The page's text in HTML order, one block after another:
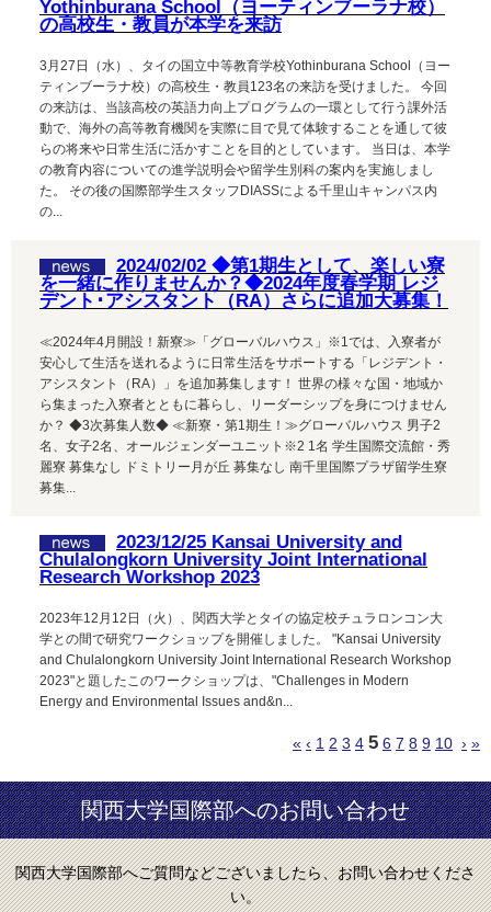
Yothinburana School（ヨーティンブーラナ校）
の高校生・教員が本学を来訪
3月27日（水）、タイの国立中等教育学校Yothinburana School（ヨー
ティンブーラナ校）の高校生・教員123名の来訪を受けました。 今回
の来訪は、当該高校の英語力向上プログラムの一環として行う課外活
動で、海外の高等教育機関を実際に目で見て体験することを通して彼
らの将来や日常生活に活かすことを目的としています。 当日は、本学
の教育内容についての進学説明会や留学生別科の案内を実施しまし
た。 その後の国際部学生スタッフDIASSによる千里山キャンパス内
の...
2024/02/02 ◆第1期生として、楽しい寮
を一緒に作りませんか？◆2024年度春学期 レジ
デント･アシスタント（RA）さらに追加大募集！
≪2024年4月開設！新寮≫「グローバルハウス」※1では、入寮者が
安心して生活を送れるように日常生活をサポートする「レジデント・
アシスタント（RA）」を追加募集します！ 世界の様々な国・地域か
ら集まった入寮者とともに暮らし、リーダーシップを身につけません
か？ ◆3次募集人数◆ ≪新寮・第1期生！≫グローバルハウス 男子2
名、女子2名、オールジェンダーユニット※2 1名 学生国際交流館・秀
麗寮 募集なし ドミトリー月が丘 募集なし 南千里国際プラザ留学生寮
募集...
2023/12/25 Kansai University and
Chulalongkorn University Joint International
Research Workshop 2023
2023年12月12日（火）、関西大学とタイの協定校チュラロンコン大
学との間で研究ワークショップを開催しました。 "Kansai University
and Chulalongkorn University Joint International Research Workshop
2023"と題したこのワークショップは、"Challenges in Modern
Energy and Environmental Issues and&n...
« ‹ 1 2 3 4 5 6 7 8 9 10 › »
関西大学国際部へのお問い合わせ
関西大学国際部へご質問などございましたら、お問い合わせくださ
い。